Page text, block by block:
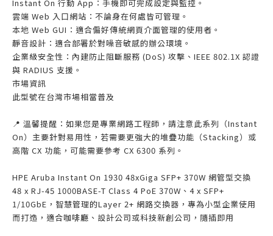
Instant On 行動 App：手機即可完成設定與監控。
雲端 Web 入口網站：不論身在何處皆可管理。
本地 Web GUI：適合偏好傳統網頁介面管理的使用者。
靜音設計：適合部署於對噪音敏感的辦公環境。
企業級安全性：內建防止阻斷服務 (DoS) 攻擊、IEEE 802.1X 認證
與 RADIUS 支援。
市場資訊
此型號在台灣市場相當普及
📍 溫馨提醒：如果您是專業網路工程師，請注意此系列（Instant
On）主要針對易用性，若需要更強大的堆疊功能（Stacking）或
高階 CX 功能，可能需要參考 CX 6300 系列。
HPE Aruba Instant On 1930 48xGiga SFP+ 370W 網管型交換
48 x RJ-45 1000BASE-T Class 4 PoE 370W、4 x SFP+
1/10GbE，智慧管理的Layer 2+ 網路交換器，專為小型企業使用
而打造，適合咖啡廳、設計公司或科技新創公司，隨插即用